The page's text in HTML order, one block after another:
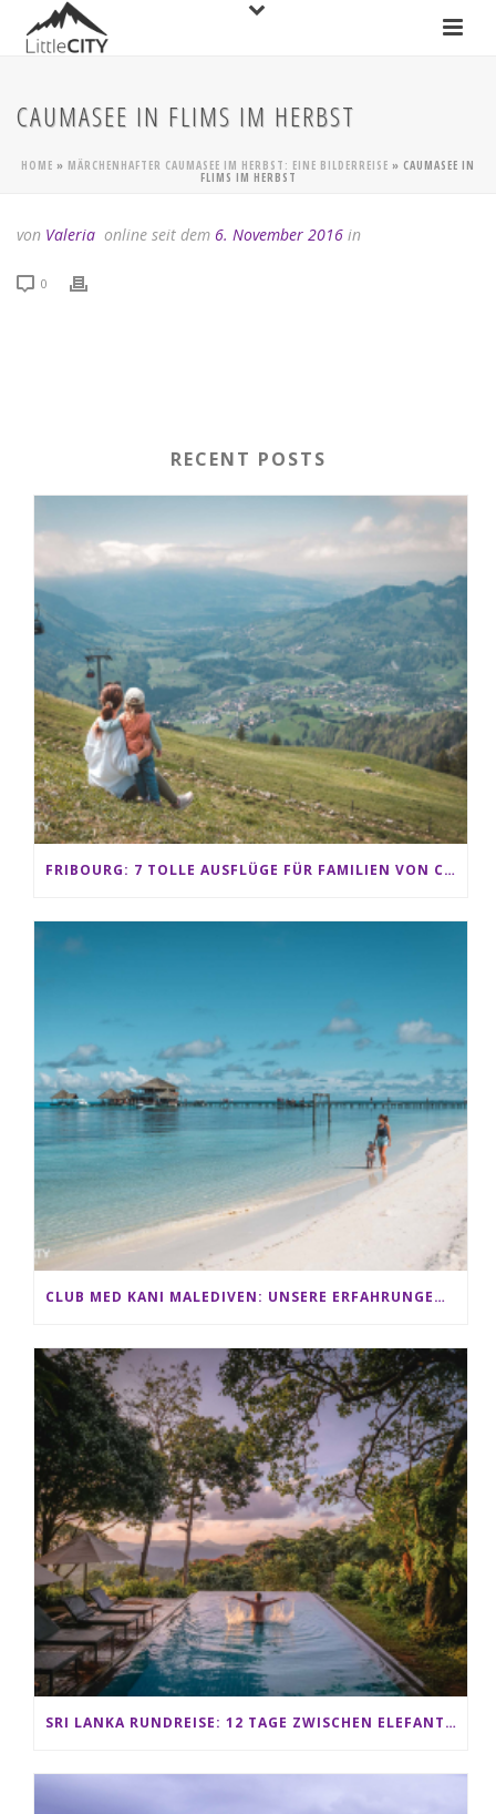
CAUMASEE IN FLIMS IM HERBST
HOME » MÄRCHENHAFTER CAUMASEE IM HERBST: EINE BILDERREISE » CAUMASEE IN
FLIMS IM HERBST
von Valeria online seit dem 6. November 2016 in
0
RECENT POSTS
FRIBOURG: 7 TOLLE AUSFLÜGE FÜR FAMILIEN VON CHARMEY BIS LES PACCOTS
CLUB MED KANI MALEDIVEN: UNSERE ERFAHRUNGEN IM ALL-INCLUSIVE PARADIES
SRI LANKA RUNDREISE: 12 TAGE ZWISCHEN ELEFANTEN, TEEPLANTAGEN & STRAND ALS FAMILIE